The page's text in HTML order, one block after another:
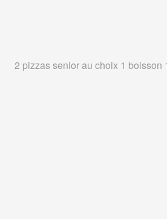
2 pizzas senior au choix 1 boisson